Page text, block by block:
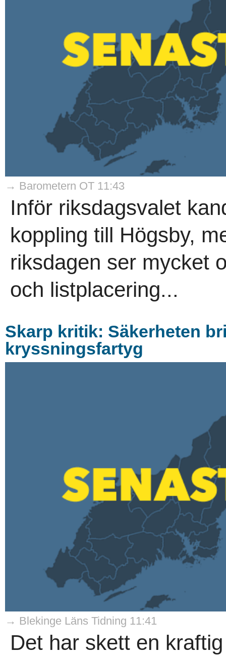
→ Barometern OT 11:43
Inför riksdagsvalet
koppling till Högsby,
riksdagen ser mycket
och listplacering...
Skarp kritik: Säkerheten
kryssningsfartyg
→ Blekinge Läns Tidning 11:41
Det har skett en